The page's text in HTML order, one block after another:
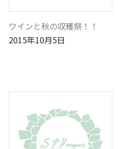
ワインと秋の収穫祭！！
2015年10月5日